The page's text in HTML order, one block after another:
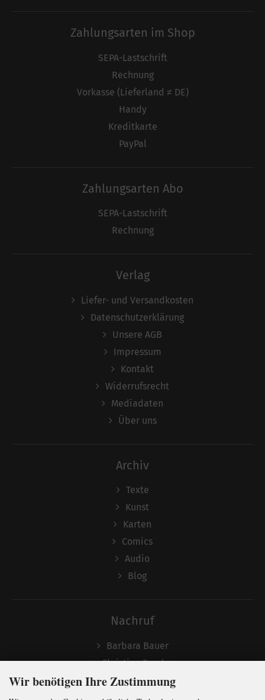
Zahlungsarten im Shop
SEPA-Lastschrift
Rechnung
Vorkasse (Lieferland ≠ DE)
Handy
Kreditkarte
PayPal
Zahlungsarten Abo
SEPA-Lastschrift
Rechnung
Verlag
Liefer- und Versandkosten
Datenschutzerklärung
Unsere AGB
Impressum
Kontakt
Widerrufsrecht
Mediadaten
Über uns
Archiv
Texte
Kunst
Karten
Comics
Audio
Blog
Nachruf
Barbara Bauer
Christian Semler
Wir benötigen Ihre Zustimmung